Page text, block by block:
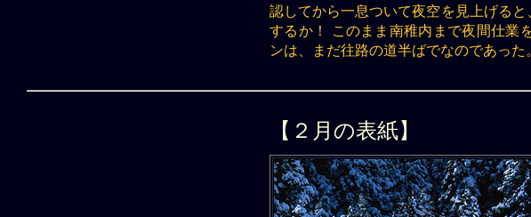
認してから一息ついて夜空を見上げる
するか！ このまま南稚内まで夜間仕業
ンは、まだ往路の道半ばでなのであった
【２月の表紙】